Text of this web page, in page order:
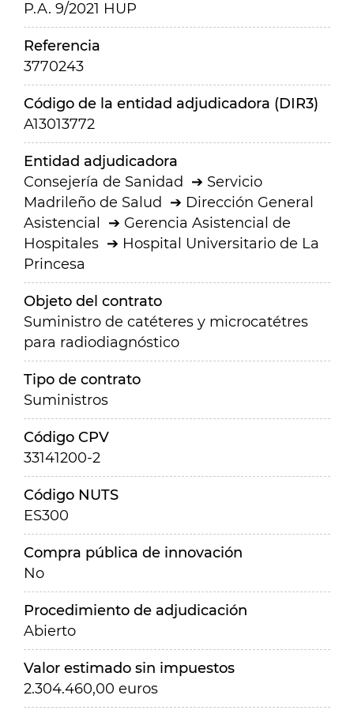
P.A. 9/2021 HUP
Referencia
3770243
Código de la entidad adjudicadora (DIR3)
A13013772
Entidad adjudicadora
Consejería de Sanidad
Servicio
Madrileño de Salud
Dirección General
Asistencial
Gerencia Asistencial de
Hospitales
Hospital Universitario de La
Princesa
Objeto del contrato
Suministro de catéteres y microcatétres
para radiodiagnóstico
Tipo de contrato
Suministros
Código CPV
33141200-2
Código NUTS
ES300
Compra pública de innovación
No
Procedimiento de adjudicación
Abierto
Valor estimado sin impuestos
2.304.460,00 euros